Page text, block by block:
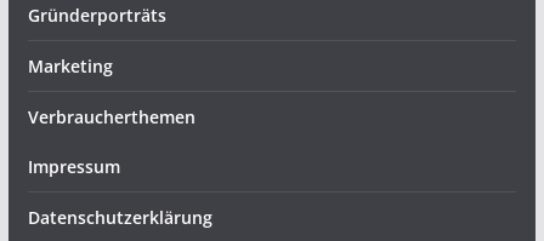
Gründerporträts
Marketing
Verbraucherthemen
Impressum
Datenschutzerklärung